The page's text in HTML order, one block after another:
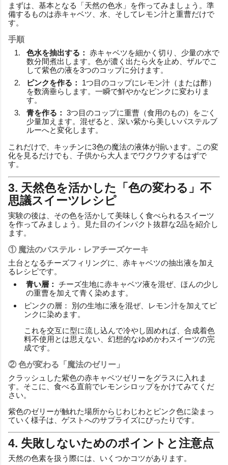
まずは、基本となる「天然の色水」を作ってみましょう。準
備するものは赤キャベツ、水、そしてレモン汁と重曹だけで
す。
手順
色水を抽出する： 赤キャベツを細かく切り、少量の水で
数分間煮出します。色が濃く出たら火を止め、ザルでこ
して紫色の液を3つのコップに分けます。
ピンクを作る：
1つ目のコップにレモン汁（または酢）
を数滴垂らします。一瞬で鮮やかなピンクに変わりま
す。
青を作る： 3つ目のコップに重曹（食用のもの）をごく
少量加えます。混ぜると、深い紫から美しいパステルブ
ルーへと変化します。
これだけで、キッチンに3色の魔法の液体が揃います。この変
化を見るだけでも、子供から大人までワクワクするはずで
す。
3. 天然色を活かした「色の変わる」不
思議スイーツレシピ
実験の後は、その色を活かして美味しく食べられるスイーツ
を作ってみましょう。見た目のインパクト抜群な2品を紹介し
ます。
① 魔法のパステル・レアチーズケーキ
土台となるチーズフィリングに、赤キャベツの抽出液を加え
るレシピです。
青い層： チーズ生地に赤キャベツ液を混ぜ、ほんの少し
の重曹を加えて青く染めます。
ピンクの層： 別の生地に液を混ぜ、レモン汁を加えてピ
ンクに染めます。
これを交互に型に流し込んで冷やし固めれば、合成着色
料不使用とは思えない、幻想的なゆめかわスイーツの完
成です。
② 色が変わる「魔法のゼリー」
クラッシュした紫色の赤キャベツゼリーをグラスに入れま
す。そこに、食べる直前でレモンシロップをかけてみてくだ
さい。
紫色のゼリーが触れた場所からじわじわとピンク色に染まっ
ていく様子は、ゲストへのサプライズにぴったりです。
4. 失敗しないためのポイントと注意点
天然の色素を扱う際には、いくつかコツがあります。